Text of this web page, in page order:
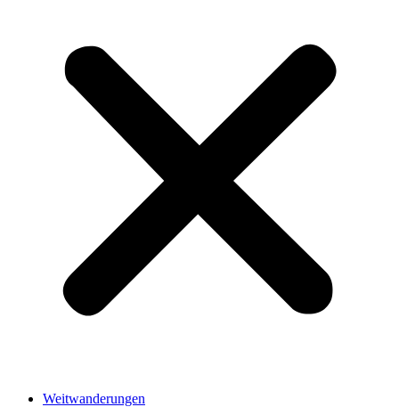
Weitwanderungen